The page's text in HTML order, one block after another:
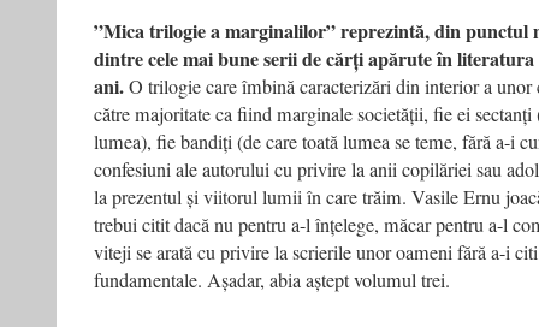
”Mica trilogie a marginalilor” reprezintă, din punctul
dintre cele mai bune serii de cărți apărute în
ani.O trilogie care îmbină caracterizări din interior a unor
către majoritate ca fiind marginale societății, fie ei sectanți
lumea), fie bandiți (de care toată lumea se teme, fără a-i
confesiuni ale autorului cu privire la anii copilăriei sau
la prezentul și viitorul lumii în care trăim. Vasile Ernu
trebui citit dacă nu pentru a-l înțelege, măcar pentru a-l
viteji se arată cu privire la scrierile unor oameni fără a-i
fundamentale. Așadar, abia aștept volumul trei.